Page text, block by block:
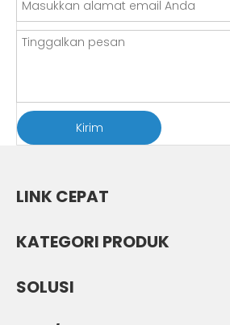
Kirim
LINK CEPAT
KATEGORI PRODUK
SOLUSI